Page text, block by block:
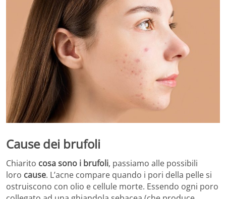
Cause dei brufoli
Chiarito cosa sono i brufoli, passiamo alle possibili
loro cause. L’acne compare quando i pori della pelle si
ostruiscono con olio e cellule morte. Essendo ogni poro